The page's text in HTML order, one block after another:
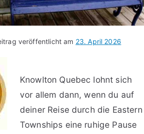
veröffentlicht am 23. April 2026
Knowlton Quebec lohnt sich
vor allem dann, wenn du auf
deiner Reise durch die Eastern
Townships eine ruhige Pause